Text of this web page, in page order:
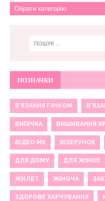
ПОЗНАЧКИ
В'ЯЗАННЯ ГАЧКОМ
ВИПІЧКА ВИШИВАННЯ
ВІДЕО МК ВІЗЕРУНОК
ДЛЯ ДОМУ ДЛЯ ЖІНОК
ЖИЛЕТ ЖІНОЧА
ЗДОРОВЕ ХАРЧУВАННЯ